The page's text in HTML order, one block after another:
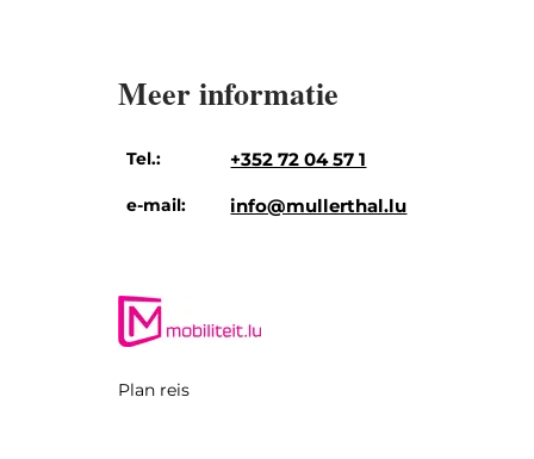
Meer informatie
Tel.: +352 72 04 57 1
e-mail: info@mullerthal.lu
Plan reis